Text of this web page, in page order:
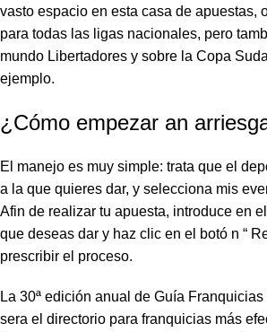
vasto espacio en esta casa de apuestas,
para todas las ligas nacionales, pero
mundo Libertadores y sobre la Copa
ejemplo.
¿Cómo empezar an
El manejo es muy simple: trata que el
a la que quieres dar, y selecciona mis
Afin de realizar tu apuesta, introduce en
que deseas dar y haz clic en el botó n “
prescribir el proceso.
La 30ª edición anual de Guía
sera el directorio para franquicias más